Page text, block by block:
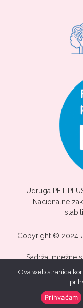
Udruga PET
Nacionalne
Copyright © 2024
Sadržaj mrežne
Ova web stranica
Prihvaćam